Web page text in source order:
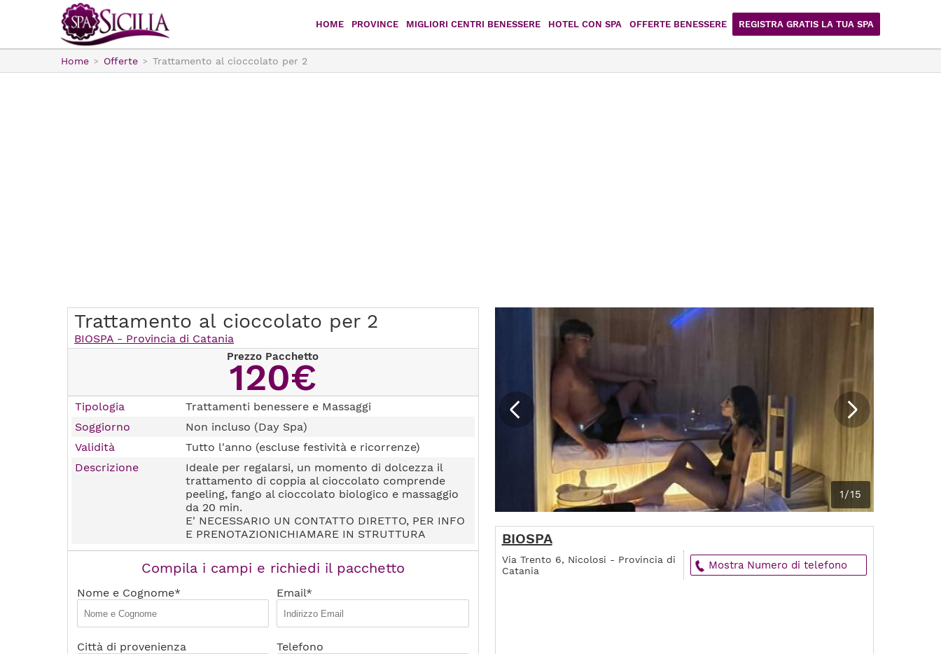
HOME PROVINCE MIGLIORI CENTRI BENESSERE HOTEL CON SPA OFFERTE BENESSERE REGISTRA GRATIS LA TUA SPA
Home Offerte Trattamento al cioccolato per 2
Trattamento al cioccolato per 2
BIOSPA - Provincia di Catania
1/15
Prezzo Pacchetto
120€
Tipologia
Trattamenti benessere e Massaggi
Soggiorno
Non incluso (Day Spa)
Validità
Tutto l'anno (escluse festività e ricorrenze)
Descrizione
Ideale per regalarsi, un momento di dolcezza il
trattamento di coppia al cioccolato comprende
peeling, fango al cioccolato biologico e massaggio
da 20 min.
E' NECESSARIO UN CONTATTO DIRETTO, PER INFO
E PRENOTAZIONICHIAMARE IN STRUTTURA
Compila i campi e richiedi il pacchetto
Nome e Cognome* Email*
Città di provenienza Telefono
BIOSPA
Via Trento 6, Nicolosi - Provincia di
Catania
Mostra Numero di telefono